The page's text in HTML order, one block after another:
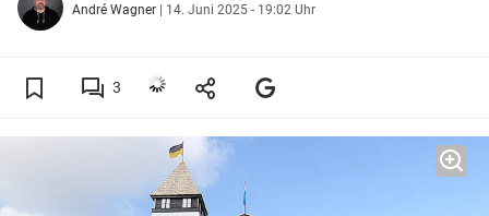
André Wagner | 14. Juni 2025 - 19:02 Uhr
3